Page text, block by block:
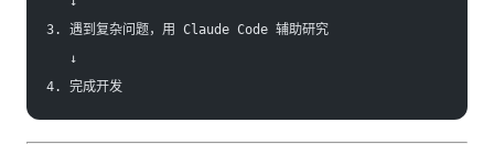
3. 遇到复杂问题，用 Claude Code 辅助研究
   ↓
4. 完成开发